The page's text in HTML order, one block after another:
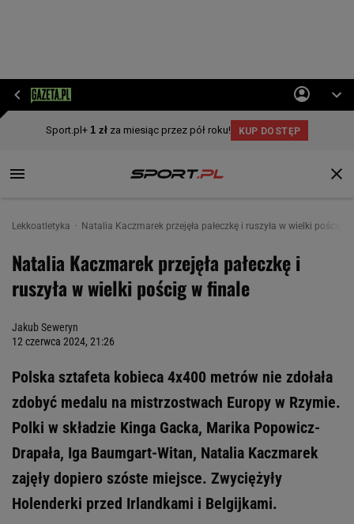
Lekkoatletyka Natalia Kaczmarek przejęła pałeczkę i ruszyła w wielki pościg
Natalia Kaczmarek przejęła pałeczkę i
ruszyła w wielki pościg w finale
Jakub Seweryn
12 czerwca 2024, 21:26
Polska sztafeta kobieca 4x400 metrów nie zdołała
zdobyć medalu na mistrzostwach Europy w Rzymie.
Polki w składzie Kinga Gacka, Marika Popowicz-
Drapała, Iga Baumgart-Witan, Natalia Kaczmarek
zajęły dopiero szóste miejsce. Zwyciężyły
Holenderki przed Irlandkami i Belgijkami.